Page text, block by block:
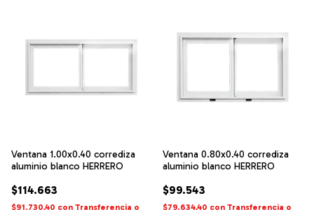
Ventana 1.00x0.40 corrediza
aluminio blanco HERRERO
$114.663
$91.730,40 con Transferencia o
Ventana 0.80x0.40 corrediza
aluminio blanco HERRERO
$99.543
$79.634,40 con Transferencia o